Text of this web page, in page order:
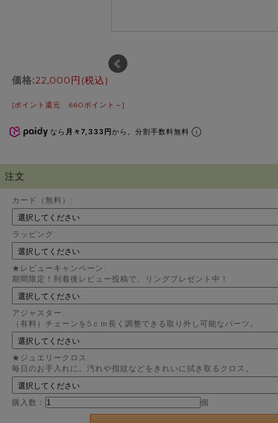
価格:22,000円 (税込)
[ポイント還元 660ポイント～]
なら 月々7,333円から。分割手数料無料
注文
カード（無料）:
ラッピング:
★レビューキャンペーン:
期間限定！到着後レビュー投稿で、リングプレゼント中！
アジャスター:
（有料）チェーンを5ｃｍ長く調整できる取り外し可能なパーツ。
★ジュエリークロス:
毎日のお手入れに。汚れや指紋などをきれいに拭き取るクロス。
購入数： 個